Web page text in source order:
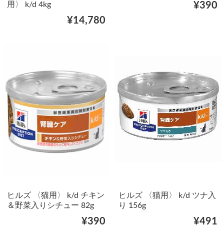
用〉 k/d 4kg
¥14,780
¥390
ヒルズ 〈猫用〉 k/d チキン
＆野菜入りシチュー 82g
¥390
ヒルズ 〈猫用〉 k/d ツナ入
り 156g
¥491